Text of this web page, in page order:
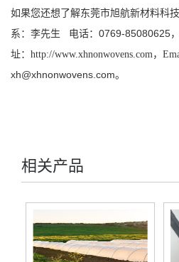
如果您还想了解东莞市旭航新材料科
系 ： 李先生 电话：0769-85080625
址： http://www.xhnonwovens.com，
xh@xhnonwovens.com。
相关产品